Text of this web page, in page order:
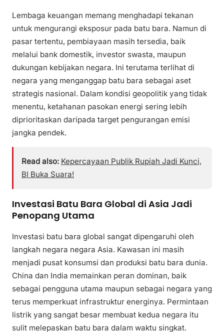
Lembaga keuangan memang menghadapi tekanan
untuk mengurangi eksposur pada batu bara. Namun di
pasar tertentu, pembiayaan masih tersedia, baik
melalui bank domestik, investor swasta, maupun
dukungan kebijakan negara. Ini terutama terlihat di
negara yang menganggap batu bara sebagai aset
strategis nasional. Dalam kondisi geopolitik yang tidak
menentu, ketahanan pasokan energi sering lebih
diprioritaskan daripada target pengurangan emisi
jangka pendek.
Read also: Kepercayaan Publik Rupiah Jadi Kunci,
BI Buka Suara!
Investasi Batu Bara Global di Asia Jadi
Penopang Utama
Investasi batu bara global sangat dipengaruhi oleh
langkah negara negara Asia. Kawasan ini masih
menjadi pusat konsumsi dan produksi batu bara dunia.
China dan India memainkan peran dominan, baik
sebagai pengguna utama maupun sebagai negara yang
terus memperkuat infrastruktur energinya. Permintaan
listrik yang sangat besar membuat kedua negara itu
sulit melepaskan batu bara dalam waktu singkat.